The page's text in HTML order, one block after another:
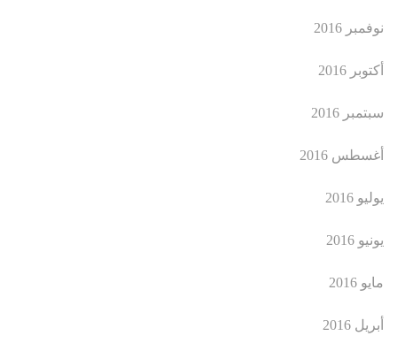
نوفمبر 2016
أكتوبر 2016
سبتمبر 2016
أغسطس 2016
يوليو 2016
يونيو 2016
مايو 2016
أبريل 2016